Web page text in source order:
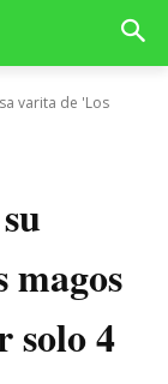
varita de 'Los
magos
solo 4